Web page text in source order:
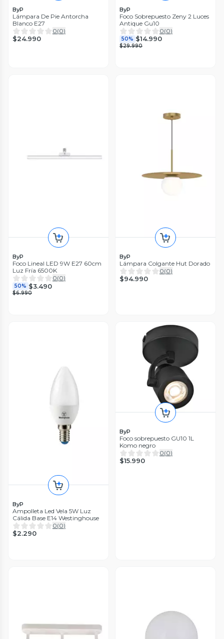
ByP
Lámpara De Pie Antorcha
Blanco E27
0(0)
$24.990
ByP
Foco Sobrepuesto Zeny 2 Luces
Antique Gu10
0(0)
50% $14.990
$29.990
ByP
Foco Lineal LED 9W E27 60cm
Luz Fría 6500K
0(0)
50% $3.490
$6.990
ByP
Lámpara Colgante Hut Dorado
0(0)
$94.990
ByP
Ampolleta Led Vela 5W Luz
Cálida Base E14 Westinghouse
0(0)
$2.290
ByP
Foco sobrepuesto GU10 1L
Komo negro
0(0)
$15.990